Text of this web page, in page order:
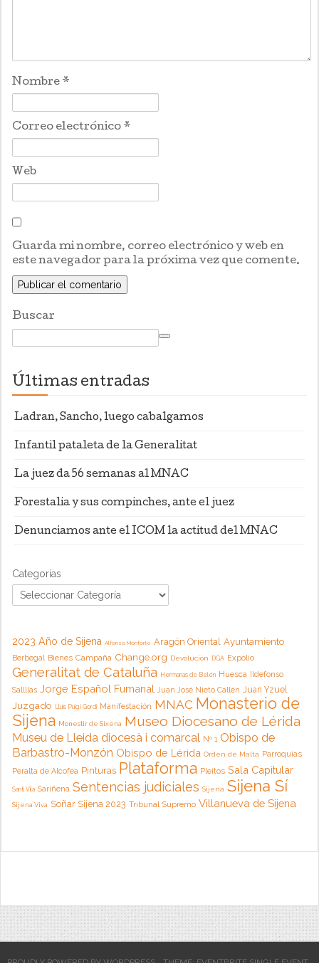
Nombre *
Correo electrónico *
Web
Guarda mi nombre, correo electrónico y web en
este navegador para la próxima vez que comente.
Buscar
Últimas entradas
Ladran, Sancho, luego cabalgamos
Infantil pataleta de la Generalitat
La juez da 56 semanas al MNAC
Forestalia y sus compinches, ante el juez
Denunciamos ante el ICOM la actitud del MNAC
Categorías
2023 Año de Sijena Alfonso Monforte Aragón Oriental Ayuntamiento
Berbegal Bienes Campaña Change.org Devolución DGA Expolio
Generalitat de Cataluña Hermanas de Belén Huesca
Ildefonso
Sallllas Jorge Español Fumanal Juan José Nieto Callén Juan Yzuel
Juzgado Lluis Puig i Gordi Manifestación MNAC Monasterio de
Sijena Monestir de Sixena Museo Diocesano de Lérida
Museu de Lleida diocesà i comarcal Nº 1 Obispo de
Barbastro-Monzón Obispo de Lérida Orden de Malta Parroquias
Peralta de Alcofea Pinturas Plataforma Pleitos Sala Capitular
Santi Vila Sariñena Sentencias judiciales Sijena Sijena Sí
Sijena Viva Soñar Sijena 2023 Tribunal Supremo Villanueva de Sijena